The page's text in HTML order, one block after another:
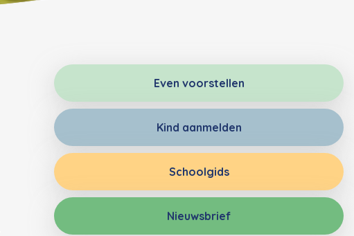
Even voorstellen
Kind aanmelden
Schoolgids
Nieuwsbrief